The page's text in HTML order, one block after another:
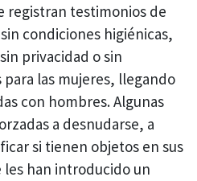
registran testimonios de
condiciones higiénicas,
privacidad o sin
las mujeres, llegando
con hombres. Algunas
a desnudarse, a
si tienen objetos en sus
han introducido un